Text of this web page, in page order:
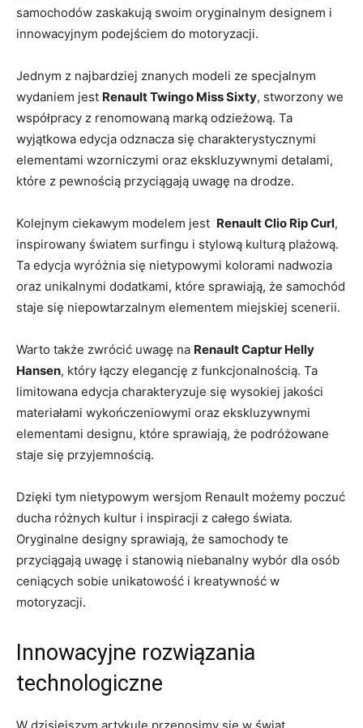
samochodów zaskakują ‍swoim oryginalnym designem i
innowacyjnym​ podejściem do motoryzacji.
Jednym z najbardziej znanych modeli ze specjalnym
wydaniem jest⁣ Renault Twingo Miss ⁤Sixty, stworzony we
⁣współpracy z‍ renomowaną ‌marką odzieżową. Ta
wyjątkowa edycja odznacza się charakterystycznymi
⁢elementami wzorniczymi oraz ekskluzywnymi detalami,
które z pewnością przyciągają ‍uwagę na drodze.
Kolejnym⁣ ciekawym modelem jest ‌ Renault Clio Rip Curl,
inspirowany światem surfingu i stylową ⁣kulturą plażową.
Ta edycja wyróżnia się‌ nietypowymi kolorami‌ nadwozia
oraz ‍unikalnymi dodatkami, które sprawiają, że samochód
staje⁣ się niepowtarzalnym elementem miejskiej scenerii.
Warto także zwrócić uwagę na Renault Captur‍ Helly
⁤Hansen, który łączy elegancję⁤ z funkcjonalnością.‍ Ta
limitowana edycja charakteryzuje⁢ się wysokiej jakości
materiałami wykończeniowymi oraz ekskluzywnymi
elementami designu, które‌ sprawiają, że podróżowane
staje się ‍przyjemnością.
Dzięki ​tym nietypowym wersjom Renault możemy poczuć
ducha różnych kultur i inspiracji z całego świata.
Oryginalne designy sprawiają, że samochody te
przyciągają‌ uwagę i⁣ stanowią niebanalny wybór dla osób
ceniących sobie unikatowość i kreatywność w
motoryzacji.
Innowacyjne rozwiązania
technologiczne